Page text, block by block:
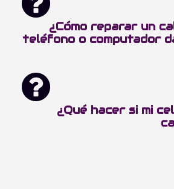
¿Cómo reparar un
teléfono o computador
¿Qué hacer si mi